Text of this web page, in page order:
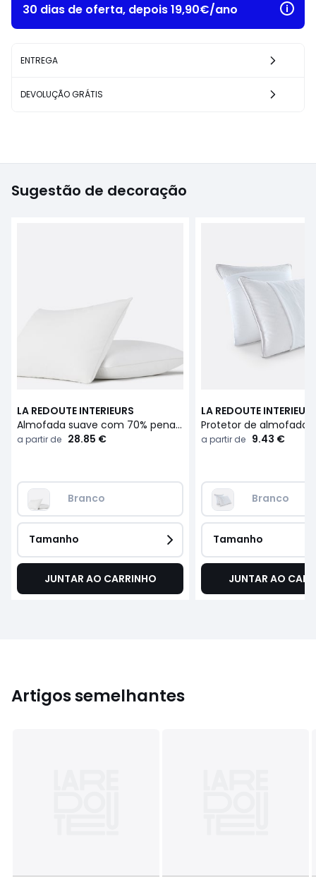
30 dias de oferta, depois 19,90€/ano
ENTREGA
DEVOLUÇÃO GRÁTIS
Sugestão de decoração
LA REDOUTE INTERIEURS
Almofada suave com 70% penas, antiácaros
a partir de 28.85 €
Branco
Tamanho
JUNTAR AO CARRINHO
LA REDOUTE
a partir de 9.43 €
Branco
Tamanho
JUNTAR AO
Artigos semelhantes